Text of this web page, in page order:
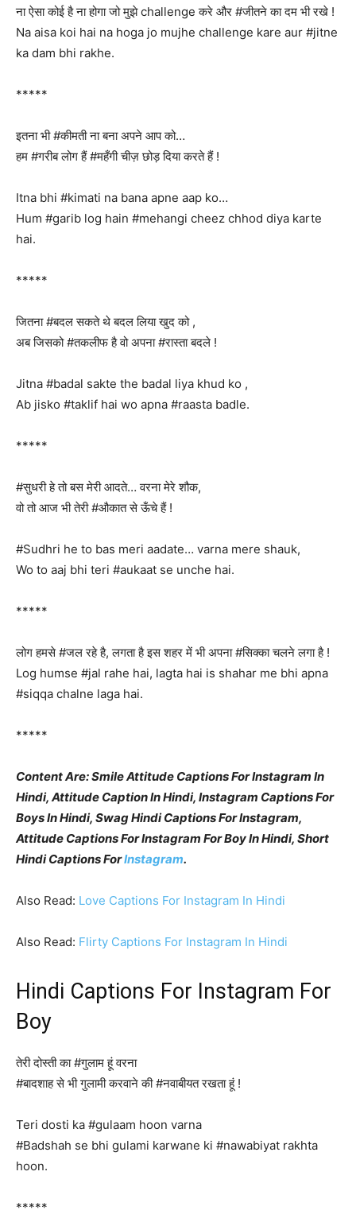
ना ऐसा कोई है ना होगा जो मुझे challenge करे और #जीतने का दम भी रखे !
Na aisa koi hai na hoga jo mujhe challenge kare aur #jitne
ka dam bhi rakhe.
*****
इतना भी #कीमती ना बना अपने आप को…
हम #गरीब लोग हैं #महँगी चीज़ छोड़ दिया करते हैं !
Itna bhi #kimati na bana apne aap ko…
Hum #garib log hain #mehangi cheez chhod diya karte
hai.
*****
जितना #बदल सकते थे बदल लिया खुद को ,
अब जिसको #तकलीफ है वो अपना #रास्ता बदले !
Jitna #badal sakte the badal liya khud ko ,
Ab jisko #taklif hai wo apna #raasta badle.
*****
#सुधरी हे तो बस मेरी आदते… वरना मेरे शौक,
वो तो आज भी तेरी #औकात से ऊँचे हैं !
#Sudhri he to bas meri aadate… varna mere shauk,
Wo to aaj bhi teri #aukaat se unche hai.
*****
लोग हमसे #जल रहे है, लगता है इस शहर में भी अपना #सिक्का चलने लगा है !
Log humse #jal rahe hai, lagta hai is shahar me bhi apna
#siqqa chalne laga hai.
*****
Content Are: Smile Attitude Captions For Instagram In
Hindi, Attitude Caption In Hindi, Instagram Captions For
Boys In Hindi, Swag Hindi Captions For Instagram,
Attitude Captions For Instagram For Boy In Hindi, Short
Hindi Captions ForInstagram.
Also Read: Love Captions For Instagram In Hindi
Also Read: Flirty Captions For Instagram In Hindi
Hindi Captions For Instagram For
Boy
तेरी दोस्ती का #गुलाम हूं वरना
#बादशाह से भी गुलामी करवाने की #नवाबीयत रखता हूं !
Teri dosti ka #gulaam hoon varna
#Badshah se bhi gulami karwane ki #nawabiyat rakhta
hoon.
*****